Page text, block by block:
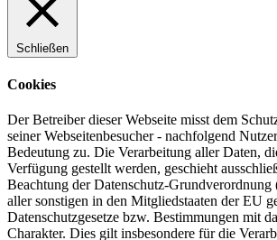
Schließen
Cookies
Der Betreiber dieser Webseite misst dem
seiner Webseitenbesucher - nachfolgend
Bedeutung zu. Die Verarbeitung aller Daten,
Verfügung gestellt werden, geschieht
Beachtung der Datenschutz-
aller sonstigen in den Mitgliedstaaten der EU
Datenschutzgesetze bzw. Bestimmungen mit
Charakter. Dies gilt insbesondere für die